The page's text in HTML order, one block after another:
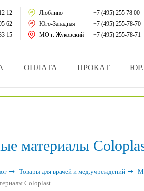
за больными
и здоровья
товары
12
62
15
Люблино
+7 (495) 255 78 00
Юго-Западная
+7 (495) 255-78-70
МО г. Жуковский
+7 (495) 255-78-71
ОПЛАТА ПРОКАТ
материалы
Товары для врачей и мед.учреждений
Coloplast